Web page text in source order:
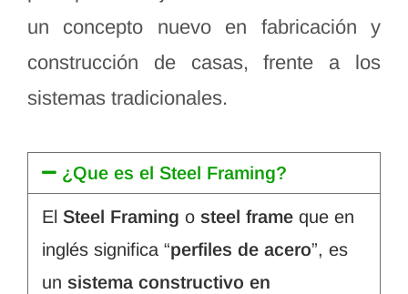
un concepto nuevo en fabricación y
construcción de casas, frente a los
sistemas tradicionales.
¿Que es el Steel Framing?
El Steel Framing o steel frame que en
inglés significa “perfiles de acero”, es
un sistema constructivo en